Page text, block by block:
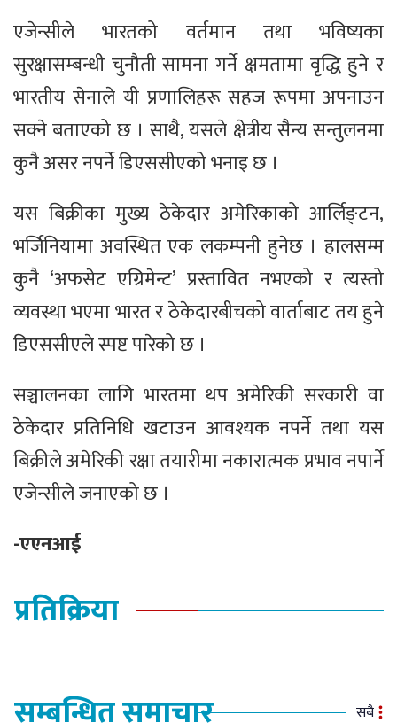
एजेन्सीले भारतको वर्तमान तथा भविष्यका
सुरक्षासम्बन्धी चुनौती सामना गर्ने क्षमतामा वृद्धि हुने र
भारतीय सेनाले यी प्रणालिहरू सहज रूपमा अपनाउन
सक्ने बताएको छ । साथै, यसले क्षेत्रीय सैन्य सन्तुलनमा
कुनै असर नपर्ने डिएससीएको भनाइ छ ।
यस बिक्रीका मुख्य ठेकेदार अमेरिकाको आर्लिङ्टन,
भर्जिनियामा अवस्थित एक लकम्पनी हुनेछ । हालसम्म
कुनै ‘अफसेट एग्रिमेन्ट’ प्रस्तावित नभएको र त्यस्तो
व्यवस्था भएमा भारत र ठेकेदारबीचको वार्ताबाट तय हुने
डिएससीएले स्पष्ट पारेको छ ।
सञ्चालनका लागि भारतमा थप अमेरिकी सरकारी वा
ठेकेदार प्रतिनिधि खटाउन आवश्यक नपर्ने तथा यस
बिक्रीले अमेरिकी रक्षा तयारीमा नकारात्मक प्रभाव नपार्ने
एजेन्सीले जनाएको छ ।
-एएनआई
प्रतिक्रिया
सबै